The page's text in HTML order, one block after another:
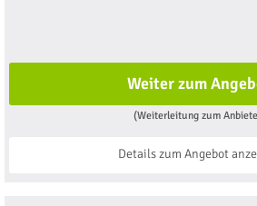
Weiter zum
(Weiterleitung zum
Details zum Angebot